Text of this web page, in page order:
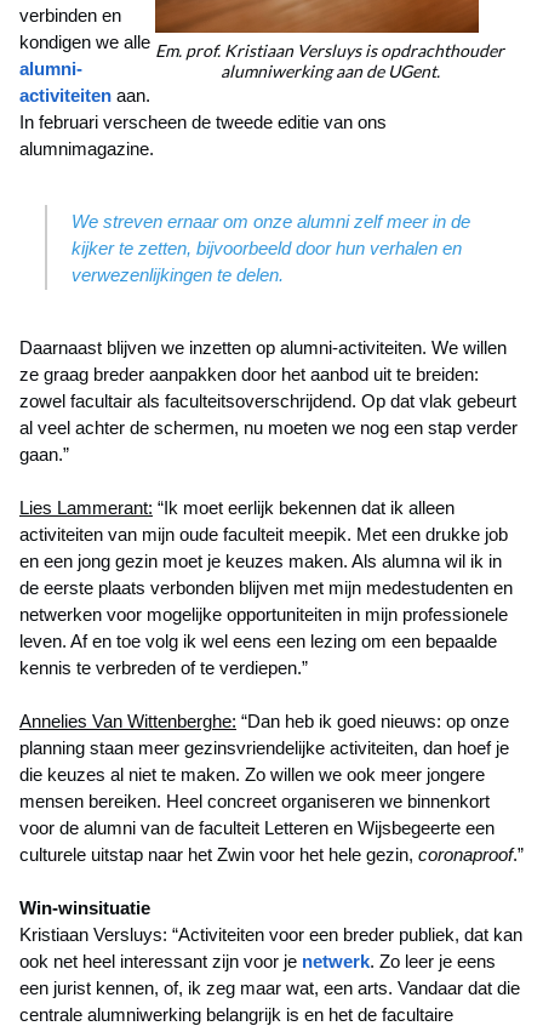
Em. prof. Kristiaan Versluys is opdrachthouder
alumniwerking aan de UGent.
verbinden en
kondigen we alle
alumni-
activiteiten aan.
In februari verscheen de tweede editie van ons
alumnimagazine.
We streven ernaar om onze alumni zelf meer in de
kijker te zetten, bijvoorbeeld door hun verhalen en
verwezenlijkingen te delen.
Daarnaast blijven we inzetten op alumni-activiteiten. We willen
ze graag breder aanpakken door het aanbod uit te breiden:
zowel facultair als faculteitsoverschrijdend. Op dat vlak gebeurt
al veel achter de schermen, nu moeten we nog een stap verder
gaan.”
Lies Lammerant: “Ik moet eerlijk bekennen dat ik alleen
activiteiten van mijn oude faculteit meepik. Met een drukke job
en een jong gezin moet je keuzes maken. Als alumna wil ik in
de eerste plaats verbonden blijven met mijn medestudenten en
netwerken voor mogelijke opportuniteiten in mijn professionele
leven. Af en toe volg ik wel eens een lezing om een bepaalde
kennis te verbreden of te verdiepen.”
Annelies Van Wittenberghe: “Dan heb ik goed nieuws: op onze
planning staan meer gezinsvriendelijke activiteiten, dan hoef je
die keuzes al niet te maken. Zo willen we ook meer jongere
mensen bereiken. Heel concreet organiseren we binnenkort
voor de alumni van de faculteit Letteren en Wijsbegeerte een
culturele uitstap naar het Zwin voor het hele gezin, coronaproof.”
Win-winsituatie
Kristiaan Versluys: “Activiteiten voor een breder publiek, dat kan
ook net heel interessant zijn voor je netwerk. Zo leer je eens
een jurist kennen, of, ik zeg maar wat, een arts. Vandaar dat die
centrale alumniwerking belangrijk is en het de facultaire